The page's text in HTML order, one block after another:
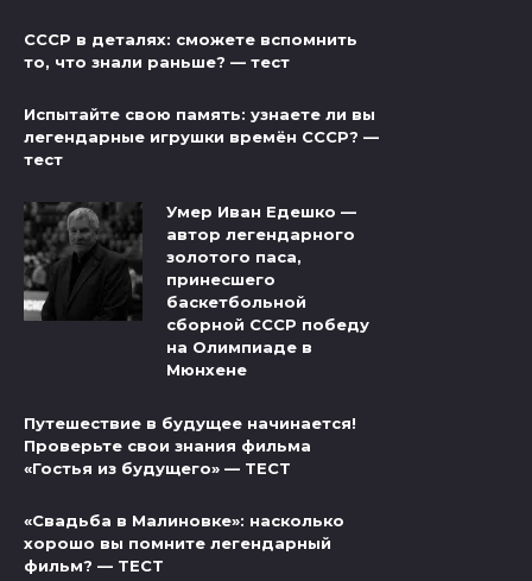
СССР в деталях: сможете вспомнить
то, что знали раньше? — тест
Испытайте свою память: узнаете ли вы
легендарные игрушки времён СССР? —
тест
Умер Иван Едешко —
автор легендарного
золотого паса,
принесшего
баскетбольной
сборной СССР победу
на Олимпиаде в
Мюнхене
Путешествие в будущее начинается!
Проверьте свои знания фильма
«Гостья из будущего» — ТЕСТ
«Свадьба в Малиновке»: насколько
хорошо вы помните легендарный
фильм? — ТЕСТ